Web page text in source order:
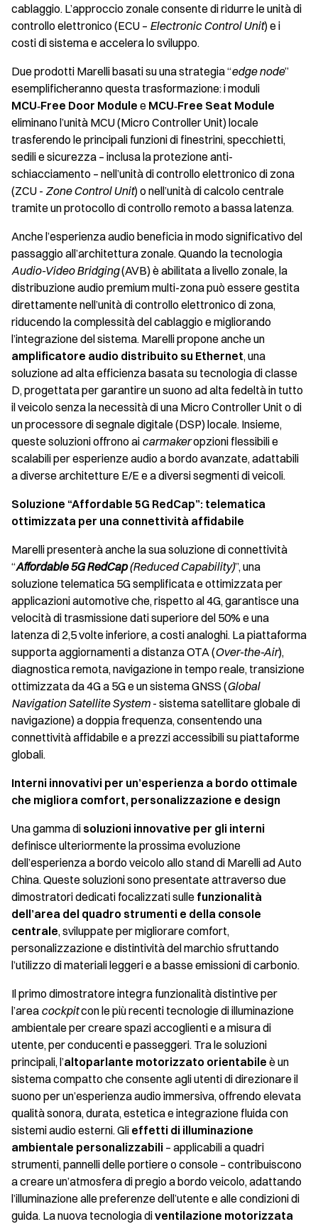
cablaggio. L’approccio zonale consente di ridurre le unità di
controllo elettronico (ECU – Electronic Control Unit) e i
costi di sistema e accelera lo sviluppo.
Due prodotti Marelli basati su una strategia “edge node”
esemplificheranno questa trasformazione: i moduli
MCU‑Free Door Module e MCU‑Free Seat Module
eliminano l’unità MCU (Micro Controller Unit) locale
trasferendo le principali funzioni di finestrini, specchietti,
sedili e sicurezza – inclusa la protezione anti-
schiacciamento – nell’unità di controllo elettronico di zona
(ZCU - Zone Control Unit) o nell’unità di calcolo centrale
tramite un protocollo di controllo remoto a bassa latenza.
Anche l’esperienza audio beneficia in modo significativo del
passaggio all’architettura zonale. Quando la tecnologia
Audio-Video Bridging(AVB) è abilitata a livello zonale, la
distribuzione audio premium multi-zona può essere gestita
direttamente nell’unità di controllo elettronico di zona,
riducendo la complessità del cablaggio e migliorando
l’integrazione del sistema. Marelli propone anche un
amplificatore audio distribuito su Ethernet, una
soluzione ad alta efficienza basata su tecnologia di classe
D, progettata per garantire un suono ad alta fedeltà in tutto
il veicolo senza la necessità di una Micro Controller Unit o di
un processore di segnale digitale (DSP) locale. Insieme,
queste soluzioni offrono ai carmakeropzioni flessibili e
scalabili per esperienze audio a bordo avanzate, adattabili
a diverse architetture E/E e a diversi segmenti di veicoli.
Soluzione “Affordable 5G RedCap”: telematica
ottimizzata per una connettività affidabile
Marelli presenterà anche la sua soluzione di connettività
“Affordable 5G RedCap(Reduced Capability)”, una
soluzione telematica 5G semplificata e ottimizzata per
applicazioni automotive che, rispetto al 4G, garantisce una
velocità di trasmissione dati superiore del 50% e una
latenza di 2,5 volte inferiore, a costi analoghi. La piattaforma
supporta aggiornamenti a distanza OTA (Over-the-Air),
diagnostica remota, navigazione in tempo reale, transizione
ottimizzata da 4G a 5G e un sistema GNSS (Global
Navigation Satellite System - sistema satellitare globale di
navigazione) a doppia frequenza, consentendo una
connettività affidabile e a prezzi accessibili su piattaforme
globali.
Interni innovativi per un’esperienza a bordo ottimale
che migliora comfort, personalizzazione e design
Una gamma di soluzioni innovative per gli interni
definisce ulteriormentela prossima evoluzione
dell’esperienza a bordo veicolo allo stand di Marelli ad Auto
China. Queste soluzioni sono presentate attraverso due
dimostratori dedicati focalizzati sulle funzionalità
dell’area del quadro strumenti e della console
centrale, sviluppate per migliorare comfort,
personalizzazione e distintività del marchio sfruttando
l’utilizzo di materiali leggeri e a basse emissioni di carbonio.
Il primo dimostratore integra funzionalità distintive per
l’area cockpitcon le più recenti tecnologie di illuminazione
ambientale per creare spazi accoglienti e a misura di
utente, per conducenti e passeggeri. Tra le soluzioni
principali, l’altoparlante motorizzato orientabile è un
sistema compatto che consente agli utenti di direzionare il
suono per un’esperienza audio immersiva, offrendo elevata
qualità sonora, durata, estetica e integrazione fluida con
sistemi audio esterni. Gli effetti di illuminazione
ambientale personalizzabili – applicabili a quadri
strumenti, pannelli delle portiere o console – contribuiscono
a creare un’atmosfera di pregio a bordo veicolo, adattando
l’illuminazione alle preferenze dell’utente e alle condizioni di
guida. La nuova tecnologia diventilazione motorizzata